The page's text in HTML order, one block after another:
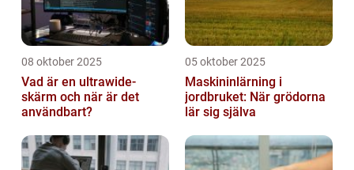
08 oktober 2025
Vad är en ultrawide-
skärm och när är det
användbart?
05 oktober 2025
Maskininlärning i
jordbruket: När grödorna
lär sig själva